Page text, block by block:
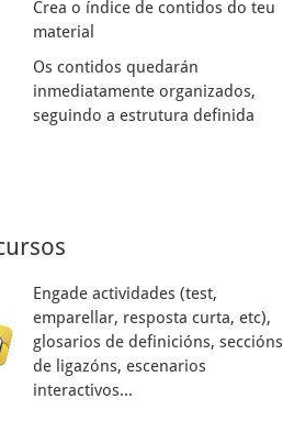
Crea o índice de contidos do teu
material
Os contidos quedarán
inmediatamente organizados,
seguindo a estrutura definida
Engade actividades (test,
emparellar, resposta curta, etc),
glosarios de definicións, seccións
de ligazóns, escenarios
interactivos...